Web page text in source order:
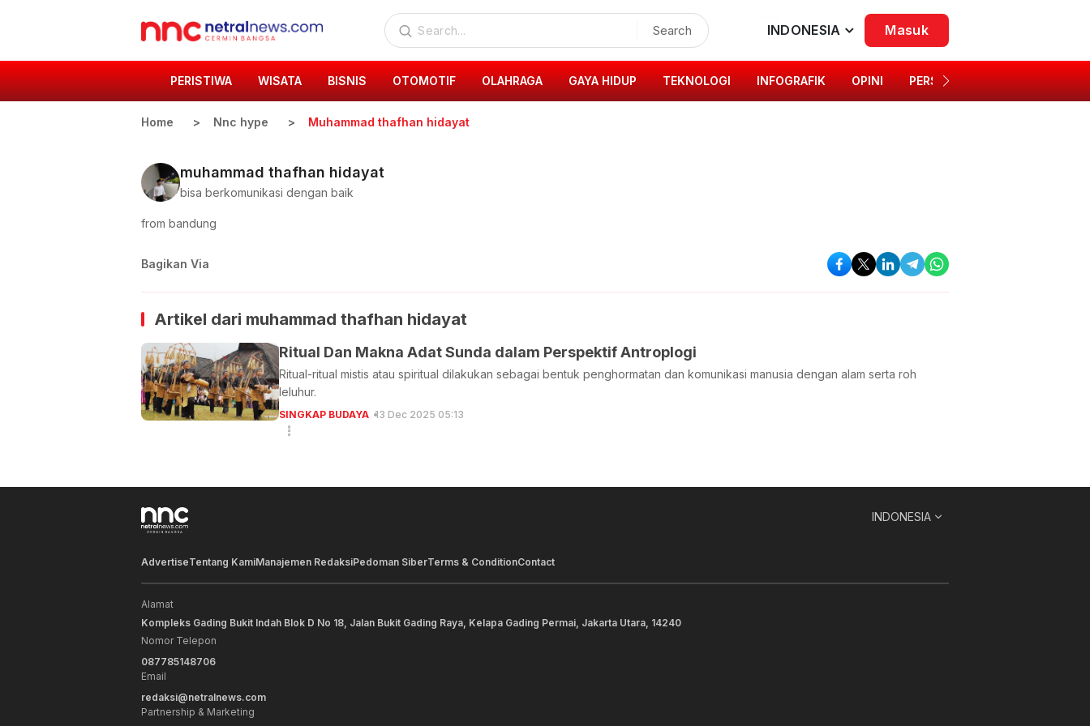
Search INDONESIA Masuk
PERISTIWA WISATA BISNIS OTOMOTIF OLAHRAGA GAYA HIDUP TEKNOLOGI INFOGRAFIK OPINI PERSONA
Home Nnc hype Muhammad thafhan hidayat
muhammad thafhan hidayat
bisa berkomunikasi dengan baik
from bandung
Bagikan Via
Artikel dari muhammad thafhan hidayat
Ritual Dan Makna Adat Sunda dalam Perspektif Antroplogi
Ritual-ritual mistis atau spiritual dilakukan sebagai bentuk penghormatan dan komunikasi manusia dengan alam serta roh
leluhur.
SINGKAP BUDAYA 13 Dec 2025 05:13
INDONESIA
AdvertiseTentang KamiManajemen RedaksiPedoman SiberTerms & ConditionContact
Alamat
Kompleks Gading Bukit Indah Blok D No 18, Jalan Bukit Gading Raya, Kelapa Gading Permai, Jakarta Utara, 14240
Nomor Telepon
087785148706
Email
redaksi@netralnews.com
Partnership & Marketing